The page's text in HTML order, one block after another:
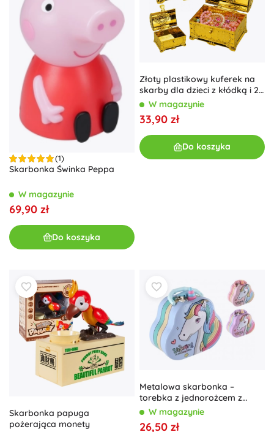
(1)
Skarbonka Świnka Peppa
W magazynie
69,90 zł
Do koszyka
Złoty plastikowy kuferek na
skarby dla dzieci z kłódką i 2
kluczykami
W magazynie
33,90 zł
Do koszyka
Skarbonka papuga
pożerająca monety
Metalowa skarbonka –
torebka z jednorożcem z
zamkiem 15 × 14 cm
W magazynie
26,50 zł